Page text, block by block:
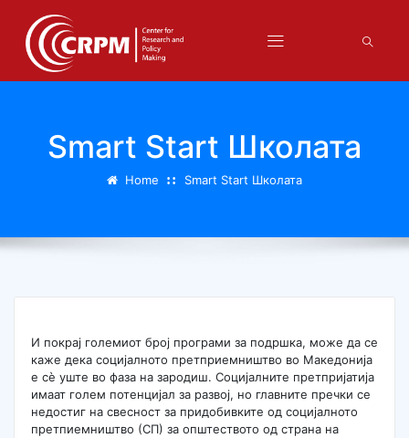
Smart Start Школата
Home Smart Start Школата
И покрај големиот број програми за подршка, може да се
каже дека социјалното претприемништво во Македонија
е сè уште во фаза на зародиш. Социјалните претпријатија
имаат голем потенцијал за развој, но главните пречки се
недостиг на свесност за придобивките од социјалното
претпиемништво (СП) за општеството од страна на